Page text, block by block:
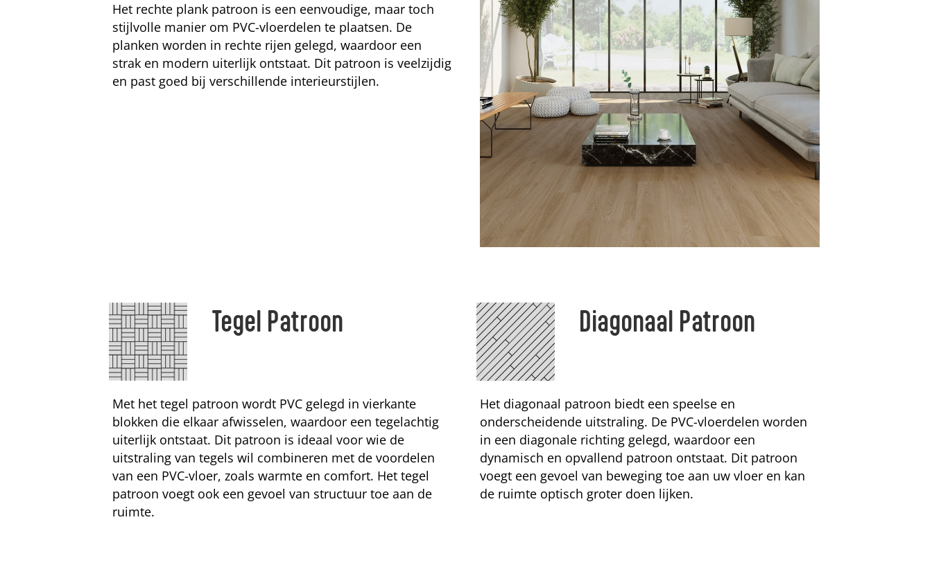
Het rechte plank patroon is een eenvoudige, maar toch
stijlvolle manier om PVC-vloerdelen te plaatsen. De
planken worden in rechte rijen gelegd, waardoor een
strak en modern uiterlijk ontstaat. Dit patroon is veelzijdig
en past goed bij verschillende interieurstijlen.
Tegel Patroon
Met het tegel patroon wordt PVC gelegd in vierkante
blokken die elkaar afwisselen, waardoor een tegelachtig
uiterlijk ontstaat. Dit patroon is ideaal voor wie de
uitstraling van tegels wil combineren met de voordelen
van een PVC-vloer, zoals warmte en comfort. Het tegel
patroon voegt ook een gevoel van structuur toe aan de
ruimte.
Diagonaal Patroon
Het diagonaal patroon biedt een speelse en
onderscheidende uitstraling. De PVC-vloerdelen worden
in een diagonale richting gelegd, waardoor een
dynamisch en opvallend patroon ontstaat. Dit patroon
voegt een gevoel van beweging toe aan uw vloer en kan
de ruimte optisch groter doen lijken.